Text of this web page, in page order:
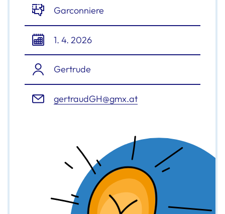
Garconniere
1. 4. 2026
Gertrude
gertraudGH@gmx.at